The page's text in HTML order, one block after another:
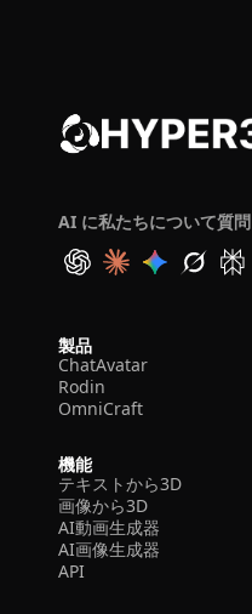
AI に私たちについて質問
製品
ChatAvatar
Rodin
OmniCraft
機能
テキストから3D
画像から3D
AI動画生成器
AI画像生成器
API